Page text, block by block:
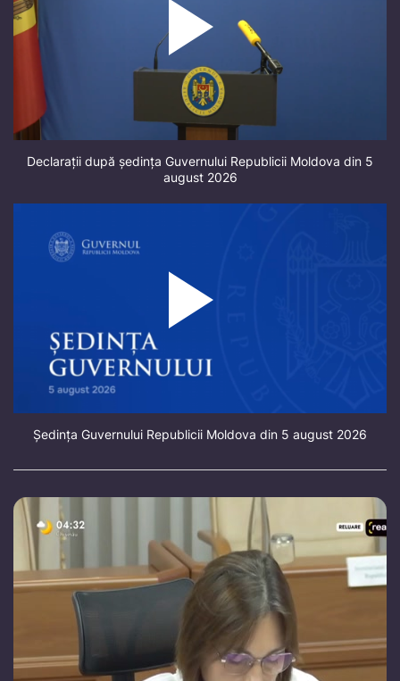
Declarații după ședința Guvernului Republicii Moldova din 5
august 2026
Ședința Guvernului Republicii Moldova din 5 august 2026